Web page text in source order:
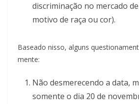
discriminação no mercado
motivo de raça ou cor).
Baseado nisso, alguns
mente:
Não desmerecendo a data,
somente o dia 20 de